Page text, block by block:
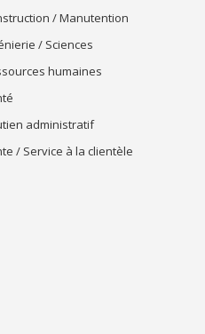
/ Manutention
/ Sciences
humaines
administratif
/ Service à la clientèle